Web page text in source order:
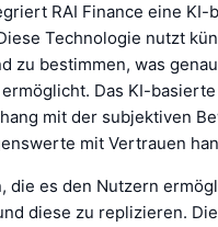
RAI Finance eine KI-
Technologie nutzt
zu bestimmen, was
Das KI-basierte
mit der subjektiven
mit Vertrauen
die es den Nutzern
diese zu replizieren.